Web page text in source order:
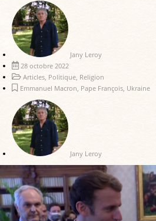
Jany Leroy
28 octobre 2022
Articles Politique Religion
Emmanuel Macron Pape François Ukraine
Jany Leroy